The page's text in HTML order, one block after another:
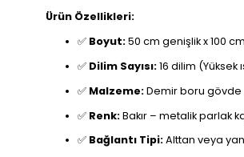
Ürün Özellikleri:
✅ Boyut:50 cm genişlik x 100
✅ Dilim Sayısı:16 dilim (Yüksek
✅ Malzeme:Demir boru gövde
✅ Renk:Bakır – metalik parlak
✅ Bağlantı Tipi:Alttan veya